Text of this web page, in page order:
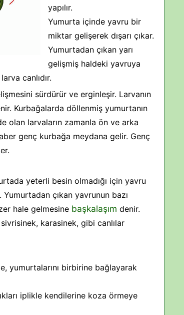
yapılır.
Yumurta içinde yavru bir
miktar gelişerek dışarı çıkar.
Yumurtadan çıkan yarı
gelişmiş haldeki yavruya
canlıdır.
sürdürür ve erginleşir. Larvanın
Kurbağalarda döllenmiş yumurtanın
olan larvaların zamanla ön ve arka
genç kurbağa meydana gelir. Genç
yeterli besin olmadığı için yavru
Yumurtadan çıkan yavrunun bazı
hale gelmesine başkalaşım denir.
karasinek, gibi canlılar
yumurtalarını birbirine bağlayarak
iplikle kendilerine koza örmeye